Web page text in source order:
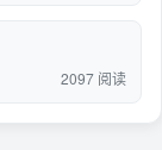
2097 阅读